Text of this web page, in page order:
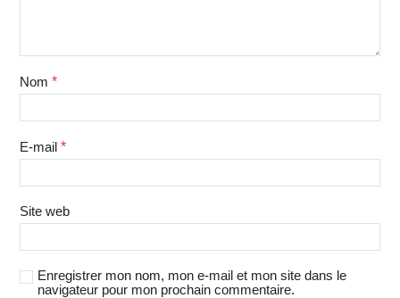
Nom *
E-mail *
Site web
Enregistrer mon nom, mon e-mail et mon site dans le
navigateur pour mon prochain commentaire.